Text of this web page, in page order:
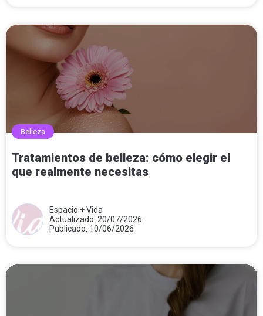
Belleza
Tratamientos de belleza: cómo elegir el
que realmente necesitas
Espacio + Vida
Actualizado: 20/07/2026
Publicado: 10/06/2026